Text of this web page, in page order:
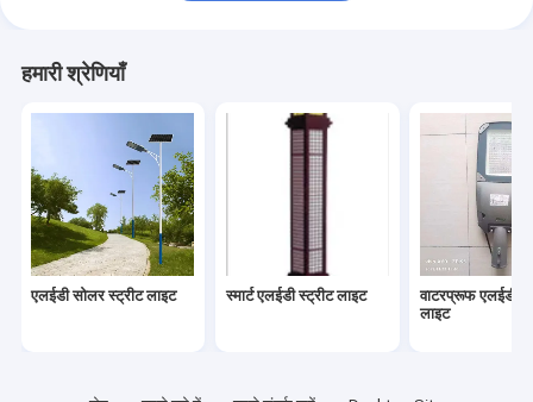
हमारी श्रेणियाँ
एलईडी सोलर स्ट्रीट लाइट स्मार्ट एलईडी स्ट्रीट लाइट
वाटरप्रूफ एलईडी
लाइट